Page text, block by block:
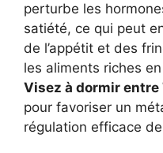
perturbe les
satiété, ce qui peut
de l’appétit et des
les aliments riches
Visez à dormir
pour favoriser un
régulation efficace de